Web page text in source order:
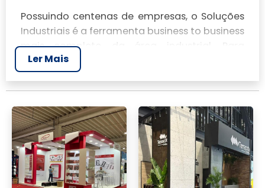
Possuindo centenas de empresas, o Soluções
Industriais é a ferramenta business to business
mais completo da área industrial. Para
realizar um orçamento de Locação de tendas
para casamento, clique em um ou mais dos
anuciantes a seguir:
Ler Mais